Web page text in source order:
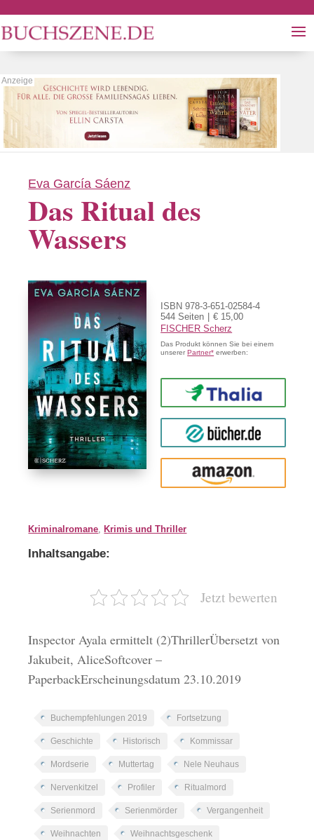
Eva García Sáenz
Das Ritual des
Wassers
ISBN 978-3-651-02584-4
544 Seiten
€ 15,00
FISCHER Scherz
Das Produkt können Sie bei einem
unsererPartner* erwerben:
Thalia
buecher.de
Amazon
Kriminalromane ,Krimis und Thriller
Inhaltsangabe:
Jetzt bewerten
Inspector Ayala ermittelt (2)ThrillerÜbersetzt von
Jakubeit, AliceSoftcover –
PaperbackErscheinungsdatum 23.10.2019
Buchempfehlungen 2019 Fortsetzung
Geschichte Historisch Kommissar
Mordserie Muttertag Nele Neuhaus
Nervenkitzel Profiler Ritualmord
Serienmord Serienmörder Vergangenheit
Weihnachten Weihnachtsgeschenk